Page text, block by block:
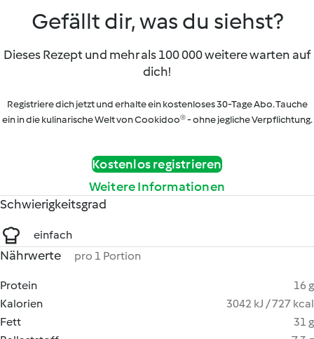
Gefällt dir, was du siehst?
Dieses Rezept und mehr als 100 000 weitere warten auf
dich!
Registriere dich jetzt und erhalte ein kostenloses 30-Tage Abo. Tauche
ein in die kulinarische Welt von Cookidoo® - ohne jegliche Verpflichtung.
Kostenlos registrieren
Weitere Informationen
Schwierigkeitsgrad
einfach
Nährwerte pro 1 Portion
Protein
16 g
Kalorien
3042 kJ / 727 kcal
Fett
31 g